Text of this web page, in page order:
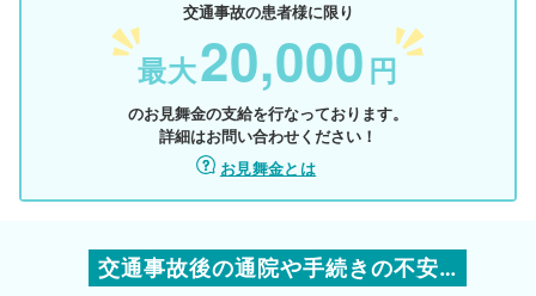
交通事故の患者様に限り
最大20,000 円
のお見舞金の支給を行なっております。
詳細はお問い合わせください！
お見舞金とは
交通事故後の通院や手続きの不安…